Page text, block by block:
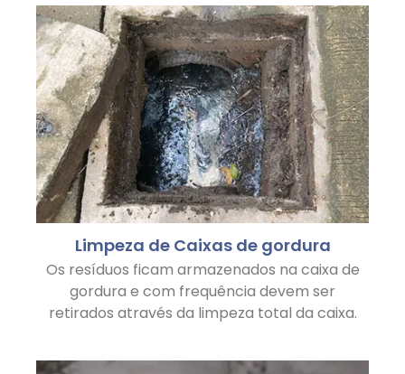
Limpeza de Caixas de gordura
Os resíduos ficam armazenados na caixa de
gordura e com frequência devem ser
retirados através da limpeza total da caixa.